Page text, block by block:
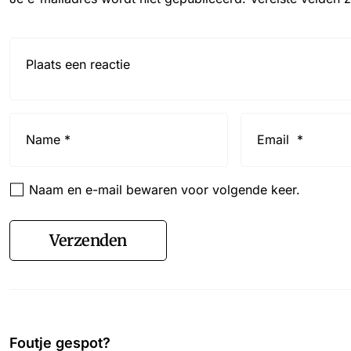
Naam en e-mail bewaren voor volgende keer.
Verzenden
Foutje gespot?